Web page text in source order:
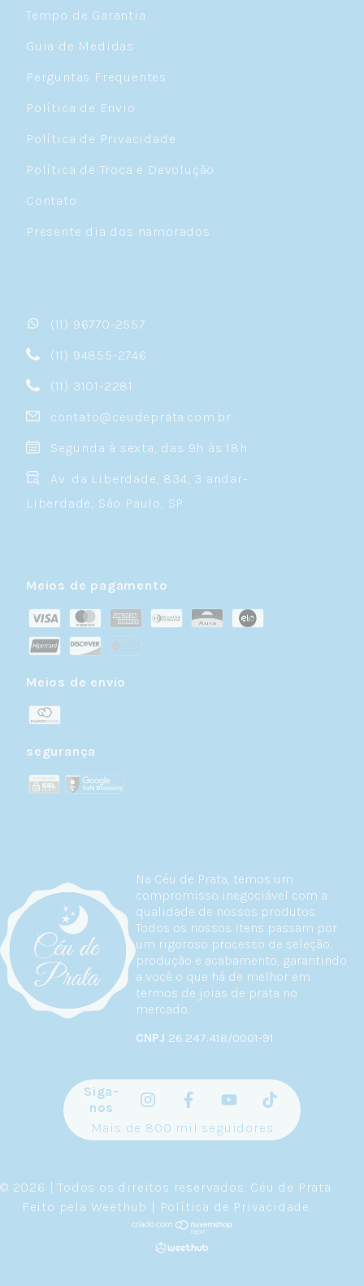
Na Céu de Prata, temos um
compromisso inegociável com a
qualidade de nossos produtos.
Todos os nossos itens passam por
um rigoroso processo de seleção,
produção e acabamento, garantindo
a você o que há de melhor em
termos de joias de prata no
mercado.
CNPJ 26.247.418/0001-91
Tempo de Garantia
Guia de Medidas
Perguntas Frequentes
Política de Envio
Política de Privacidade
Política de Troca e Devolução
Contato
Presente dia dos namorados
(11) 96770-2557
(11) 94855-2746
(11) 3101-2281
contato@ceudeprata.com.br
Segunda à sexta, das 9h às 18h
Av. da Liberdade, 834, 3 andar-
Liberdade, São Paulo, SP
Meios de pagamento
Meios de envio
segurança
Siga-
nos
Mais de 800 mil seguidores
© 2026 | Todos os direitos reservados. Céu de Prata.
Feito pela Weethub | Política de Privacidade.